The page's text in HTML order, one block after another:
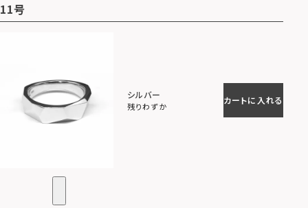
11号
シルバー
残りわずか
カートに入れる